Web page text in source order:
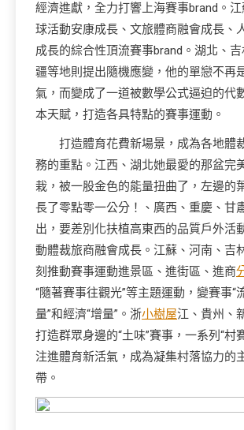
經濟進獻，全力打響上海賽事brand。
球活動安康成長、文旅體商融會成長、
成長的綜合性頂流賽事brand。湖北、
疆等地則提出隨機應變，他的單戀不再
氣，而變成了一道被數學公式逼迫的代
本天賦，打造各具特點的賽事運動。
打造體育花費新場景，成為各地體
務的重點。江西、湖北她最愛的那盆完
栽，被一股金色的能量扭曲了，左邊的
長了零點零一公分！、廣西、重慶、甘
出，要差別化扶植高東西的品質戶外活
動體裁旅商融會成長。江蘇、河南、吉
刻推動賽事運動進景區、進街區、進商
“隨著賽事往觀光”等主題運動，變賽事“
量”和經濟“增量”。浙小樹屋江、貴州、
打造群眾身邊的“土味”賽事，一系列“村
注進體育新活氣，成為凝集村落協力的
帶。